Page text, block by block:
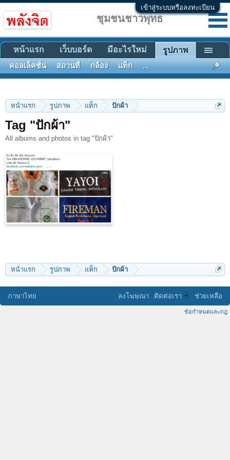
เข้าสู่ระบบหรือลงทะเบียน
หน้าแรก รูปภาพ แท็ก ปักผ้า
Tag "ปักผ้า"
All albums and photos in tag "ปักผ้า"
หน้าแรก รูปภาพ แท็ก ปักผ้า
ชุมชนชาวพุทธ
หน้าแรก เว็บบอร์ด มีอะไรใหม่ รูปภาพ
คอลเล็คชั่น สถานที่ กล้อง แท็ก ...
ภาษาไทย ลงโฆษณา ติดต่อเรา ช่วยเหลือ
ข้อกำหนดและกฎ